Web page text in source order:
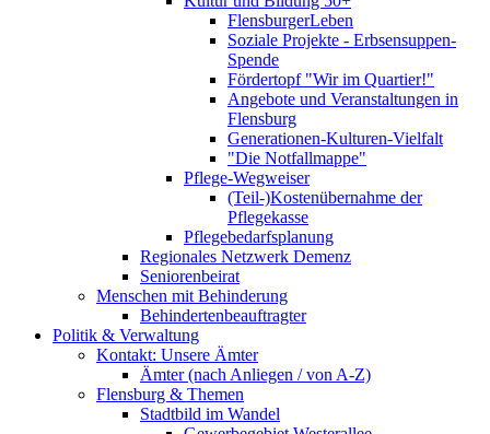
FlensburgerLeben
Soziale Projekte - Erbsensuppen-
Spende
Fördertopf "Wir im Quartier!"
Angebote und Veranstaltungen in
Flensburg
Generationen-Kulturen-Vielfalt
"Die Notfallmappe"
Pflege-Wegweiser
(Teil-)Kostenübernahme der
Pflegekasse
Pflegebedarfsplanung
Regionales Netzwerk Demenz
Seniorenbeirat
Menschen mit Behinderung
Behindertenbeauftragter
Politik & Verwaltung
Kontakt: Unsere Ämter
Ämter (nach Anliegen / von A-Z)
Flensburg & Themen
Stadtbild im Wandel